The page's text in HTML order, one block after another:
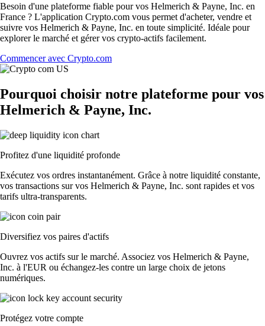
Besoin d'une plateforme fiable pour vos Helmerich & Payne, Inc. en
France ? L'application Crypto.com vous permet d'acheter, vendre et
suivre vos Helmerich & Payne, Inc. en toute simplicité. Idéale pour
explorer le marché et gérer vos crypto-actifs facilement.
Commencer avec Crypto.com
Pourquoi choisir notre plateforme pour vos
Helmerich & Payne, Inc.
Profitez d'une liquidité profonde
Exécutez vos ordres instantanément. Grâce à notre liquidité constante,
vos transactions sur vos Helmerich & Payne, Inc. sont rapides et vos
tarifs ultra-transparents.
Diversifiez vos paires d'actifs
Ouvrez vos actifs sur le marché. Associez vos Helmerich & Payne,
Inc. à l'EUR ou échangez-les contre un large choix de jetons
numériques.
Protégez votre compte